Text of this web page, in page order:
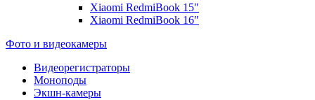
Xiaomi RedmiBook 15"
Xiaomi RedmiBook 16"
Фото и видеокамеры
Видеорегистраторы
Моноподы
Экшн-камеры